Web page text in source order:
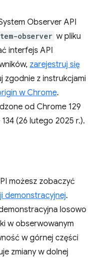
Observer API
observer w pliku
interfejs API
zarejestruj się
zgodnie z instrukcjami
w Chrome.
od Chrome 129
(26 lutego 2025 r.).
możesz zobaczyć
demonstracyjnej.
losowo
w obserwowanym
w górnej części
zmiany w dolnej